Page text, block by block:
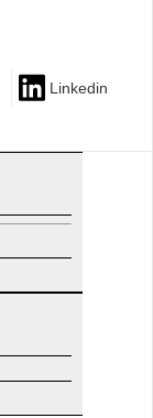
Linkedin